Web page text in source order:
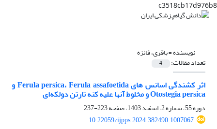
c3518cb17d976b8
نویسنده =باقری، فائزه
تعداد مقالات: 4
اثر کشندگی اسانس ‌های Ferula persica، Ferula assafoetida و
Otostegia persica و مخلوط آنها علیه کنه تارتن دولکه‌ای
دوره 55، شماره 2، اسفند 1403، صفحه
223-237
10.22059/ijpps.2024.382490.1007067